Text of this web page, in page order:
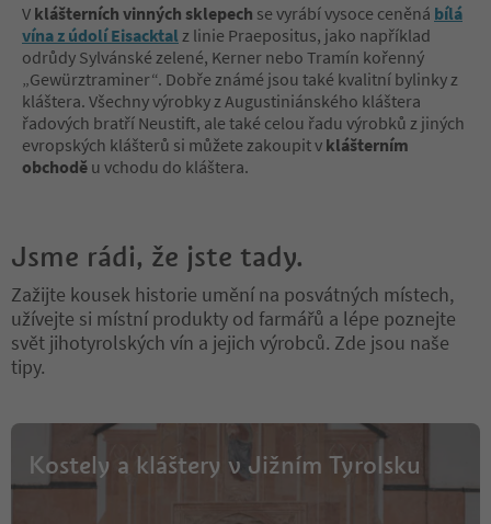
V klášterních vinných sklepech se vyrábí vysoce ceněná bílá
vína z údolí Eisacktal z linie Praepositus, jako například
odrůdy Sylvánské zelené, Kerner nebo Tramín kořenný
„Gewürztraminer“. Dobře známé jsou také kvalitní bylinky z
kláštera. Všechny výrobky z Augustiniánského kláštera
řadových bratří Neustift, ale také celou řadu výrobků z jiných
evropských klášterů si můžete zakoupit v klášterním
obchodě u vchodu do kláštera.
Jsme rádi, že jste tady.
Zažijte kousek historie umění na posvátných místech,
užívejte si místní produkty od farmářů a lépe poznejte
svět jihotyrolských vín a jejich výrobců. Zde jsou naše
tipy.
Kostely a kláštery v Jižním Tyrolsku